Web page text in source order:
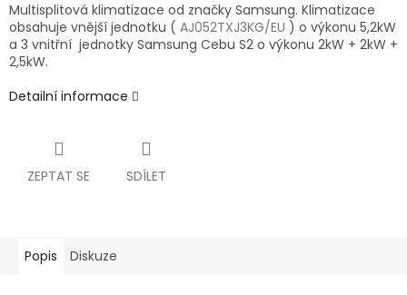
Multisplitová klimatizace od značky Samsung. Klimatizace
obsahuje vnější jednotku ( AJ052TXJ3KG/EU ) o výkonu 5,2kW
a 3 vnitřní jednotky Samsung Cebu S2 o výkonu 2kW + 2kW +
2,5kW.
Detailní informace
ZEPTAT SE SDÍLET
Popis Diskuze